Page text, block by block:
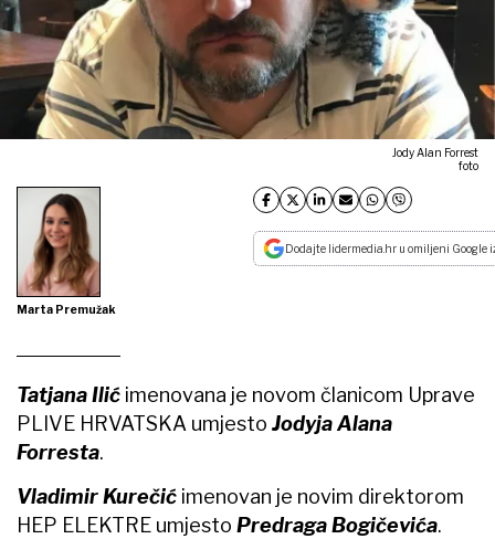
Jody Alan Forrest
foto
Marta Premužak
Dodajte lidermedia.hr u omiljeni Google
Tatjana Ilić imenovana je novom članicom Uprave
PLIVE HRVATSKA umjesto Jodyja Alana
Forresta.
Vladimir Kurečić imenovan je novim direktorom
HEP ELEKTRE umjesto Predraga Bogičevića.